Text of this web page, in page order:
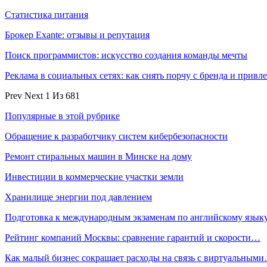
Статистика питания
Брокер Exante: отзывы и репутация
Поиск программистов: искусство создания команды мечты
Реклама в социальных сетях: как снять порчу с бренда и
Prev Next 1 Из 681
Популярные в этой рубрике
Обращение к разработчику систем кибербезопасности
Ремонт стиральных машин в Минске на дому
Инвестиции в коммерческие участки земли
Хранилище энергии под давлением
Подготовка к международным экзаменам по английскому
Рейтинг компаний Москвы: сравнение гарантий и скорости…
Как малый бизнес сокращает расходы на связь с